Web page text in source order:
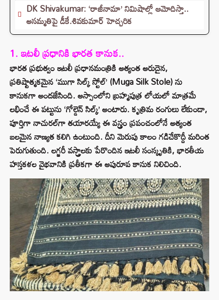
DK Shivakumar: ‘రాజీనామా’ నిమిషాల్లో ఆమోదిస్తా..
అసమ్మతిపై డీకే.శివకుమార్ హెచ్చరిక
1. ఇటలీ ప్రధానికి భారత కానుక..
భారత ప్రభుత్వం ఇటలీ ప్రధానమంత్రికి అత్యంత అరుదైన,
ప్రతిష్టాత్మకమైన ‘ముగా సిల్క్ స్టోల్’ (Muga Silk Stole) ను
కానుకగా అందజేసింది. అస్సాంలోని బ్రహ్మపుత్ర లోయలో మాత్రమే
లభించే ఈ పట్టును ‘గోల్డెన్ సిల్క్’ అంటారు. కృత్రిమ రంగులు లేకుండా,
పూర్తిగా నాచురల్‌గా తయారయ్యే ఈ వస్త్రం ప్రపంచంలోనే అత్యంత
బలమైన నాణ్యత కలిగి ఉంటుంది. దీని మెరుపు కాలం గడిచేకొద్దీ మరింత
పెరుగుతుంది. లగ్జరీ వస్త్రాలకు పేరొందిన ఇటలీ సంస్కృతికి, భారతీయ
హస్తకళల వైభవానికి ప్రతీకగా ఈ అపురూప కానుక నిలిచింది.